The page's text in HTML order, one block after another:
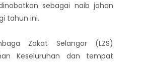
sebagai naib johan
tahun ini.
Zakat Selangor (LZS)
Keseluruhan dan tempat